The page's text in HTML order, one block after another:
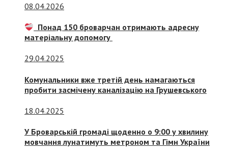
08.04.2026
Понад 150 броварчан отримають адресну
матеріальну допомогу
29.04.2025
Комунальники вже третій день намагаються
пробити засмічену каналізацію на Грушевського
18.04.2025
У Броварській громаді щоденно о 9:00 у хвилину
мовчання лунатимуть метроном та Гімн України